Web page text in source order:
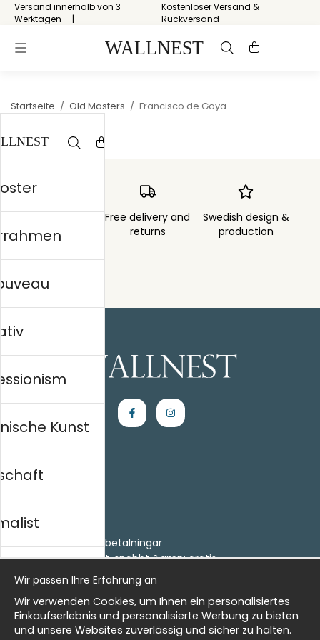
Versand innerhalb von 3
Werktagen
Kostenloser Versand &
Rückversand
Startseite / Old Masters / Francisco de Goya
3 days
Free delivery and
returns
Swedish design &
production
Einkaufen
Villkor
- Returer och återbetalningar
- Leverans - enkelt, snabbt &amp; gratis
Om cookies
Meine Favoriten
Information
Kunst
history
Wir passen Ihre Erfahrung an
Wir verwenden Cookies, um Ihnen ein personalisiertes
Einkaufserlebnis und personalisierte Werbung zu bieten
und unsere Websites zuverlässig und sicher zu halten.